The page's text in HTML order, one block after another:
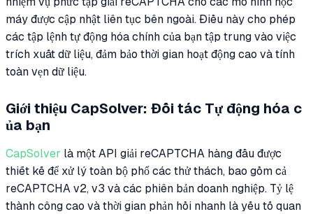
máy được cập nhật liên tục bên ngoài. Điều này cho phép
các tập lệnh tự động hóa chính của bạn tập trung vào việc
trích xuất dữ liệu, đảm bảo thời gian hoạt động cao và tính
toàn vẹn dữ liệu.
Giới thiệu CapSolver: Đối tác Tự động hóa c
ủa bạn
CapSolver là một API giải reCAPTCHA hàng đầu được
thiết kế để xử lý toàn bộ phổ các thử thách, bao gồm cả
reCAPTCHA v2, v3 và các phiên bản doanh nghiệp. Tỷ lệ
thành công cao và thời gian phản hồi nhanh là yếu tố quan